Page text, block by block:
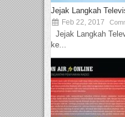
Jejak Langkah
Feb 22, 2017
Jejak Langkah
ke...